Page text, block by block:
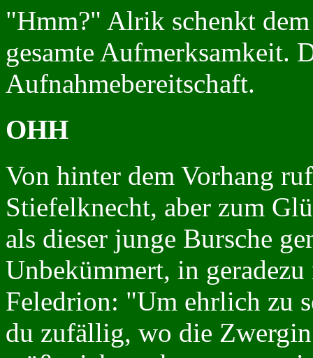
"Hmm?" Alrik schenkt
gesamte Aufmerksamkeit.
Aufnahmebereitschaft.
OHH
Von hinter dem Vorhang
Stiefelknecht, aber zum
als dieser junge Bursche
Unbekümmert, in
Feledrion: "Um ehrlich zu
du zufällig, wo die